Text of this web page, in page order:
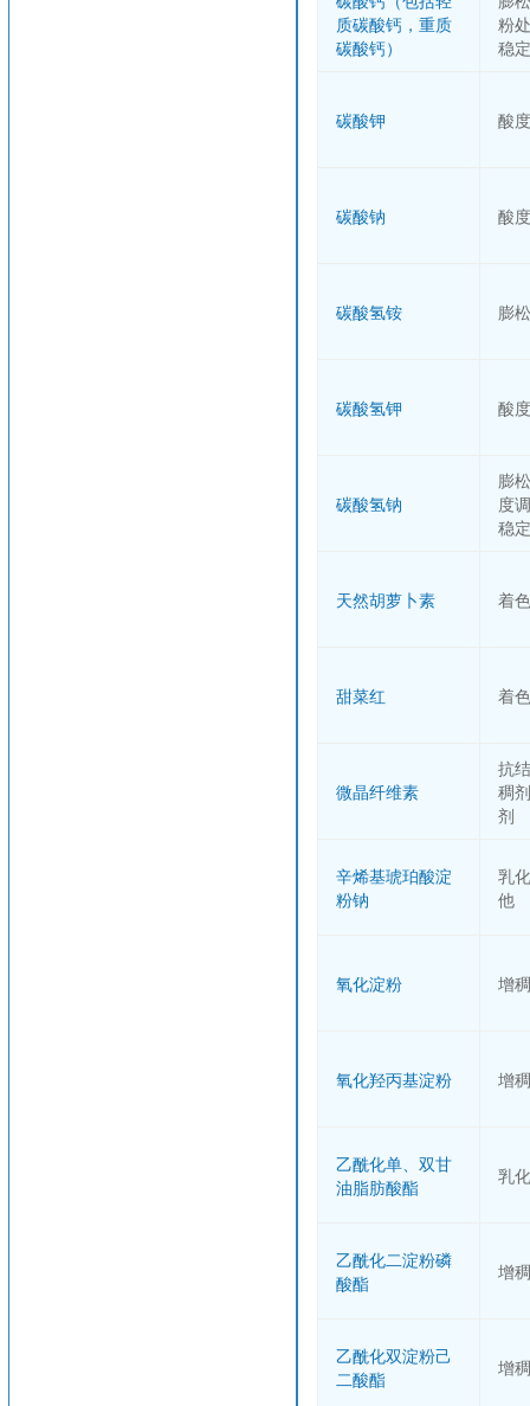
质碳酸钙，重质
碳酸钙）
粉
稳
碳酸钾 酸
碳酸钠 酸
碳酸氢铵 膨
碳酸氢钾 酸
碳酸氢钠
膨
度
稳
天然胡萝卜素 着
甜菜红 着
微晶纤维素
抗
稠
剂
辛烯基琥珀酸淀
粉钠
乳
他
氧化淀粉 增
氧化羟丙基淀粉 增
乙酰化单、双甘
油脂肪酸酯
乳
乙酰化二淀粉磷
酸酯
增
乙酰化双淀粉己
二酸酯
增